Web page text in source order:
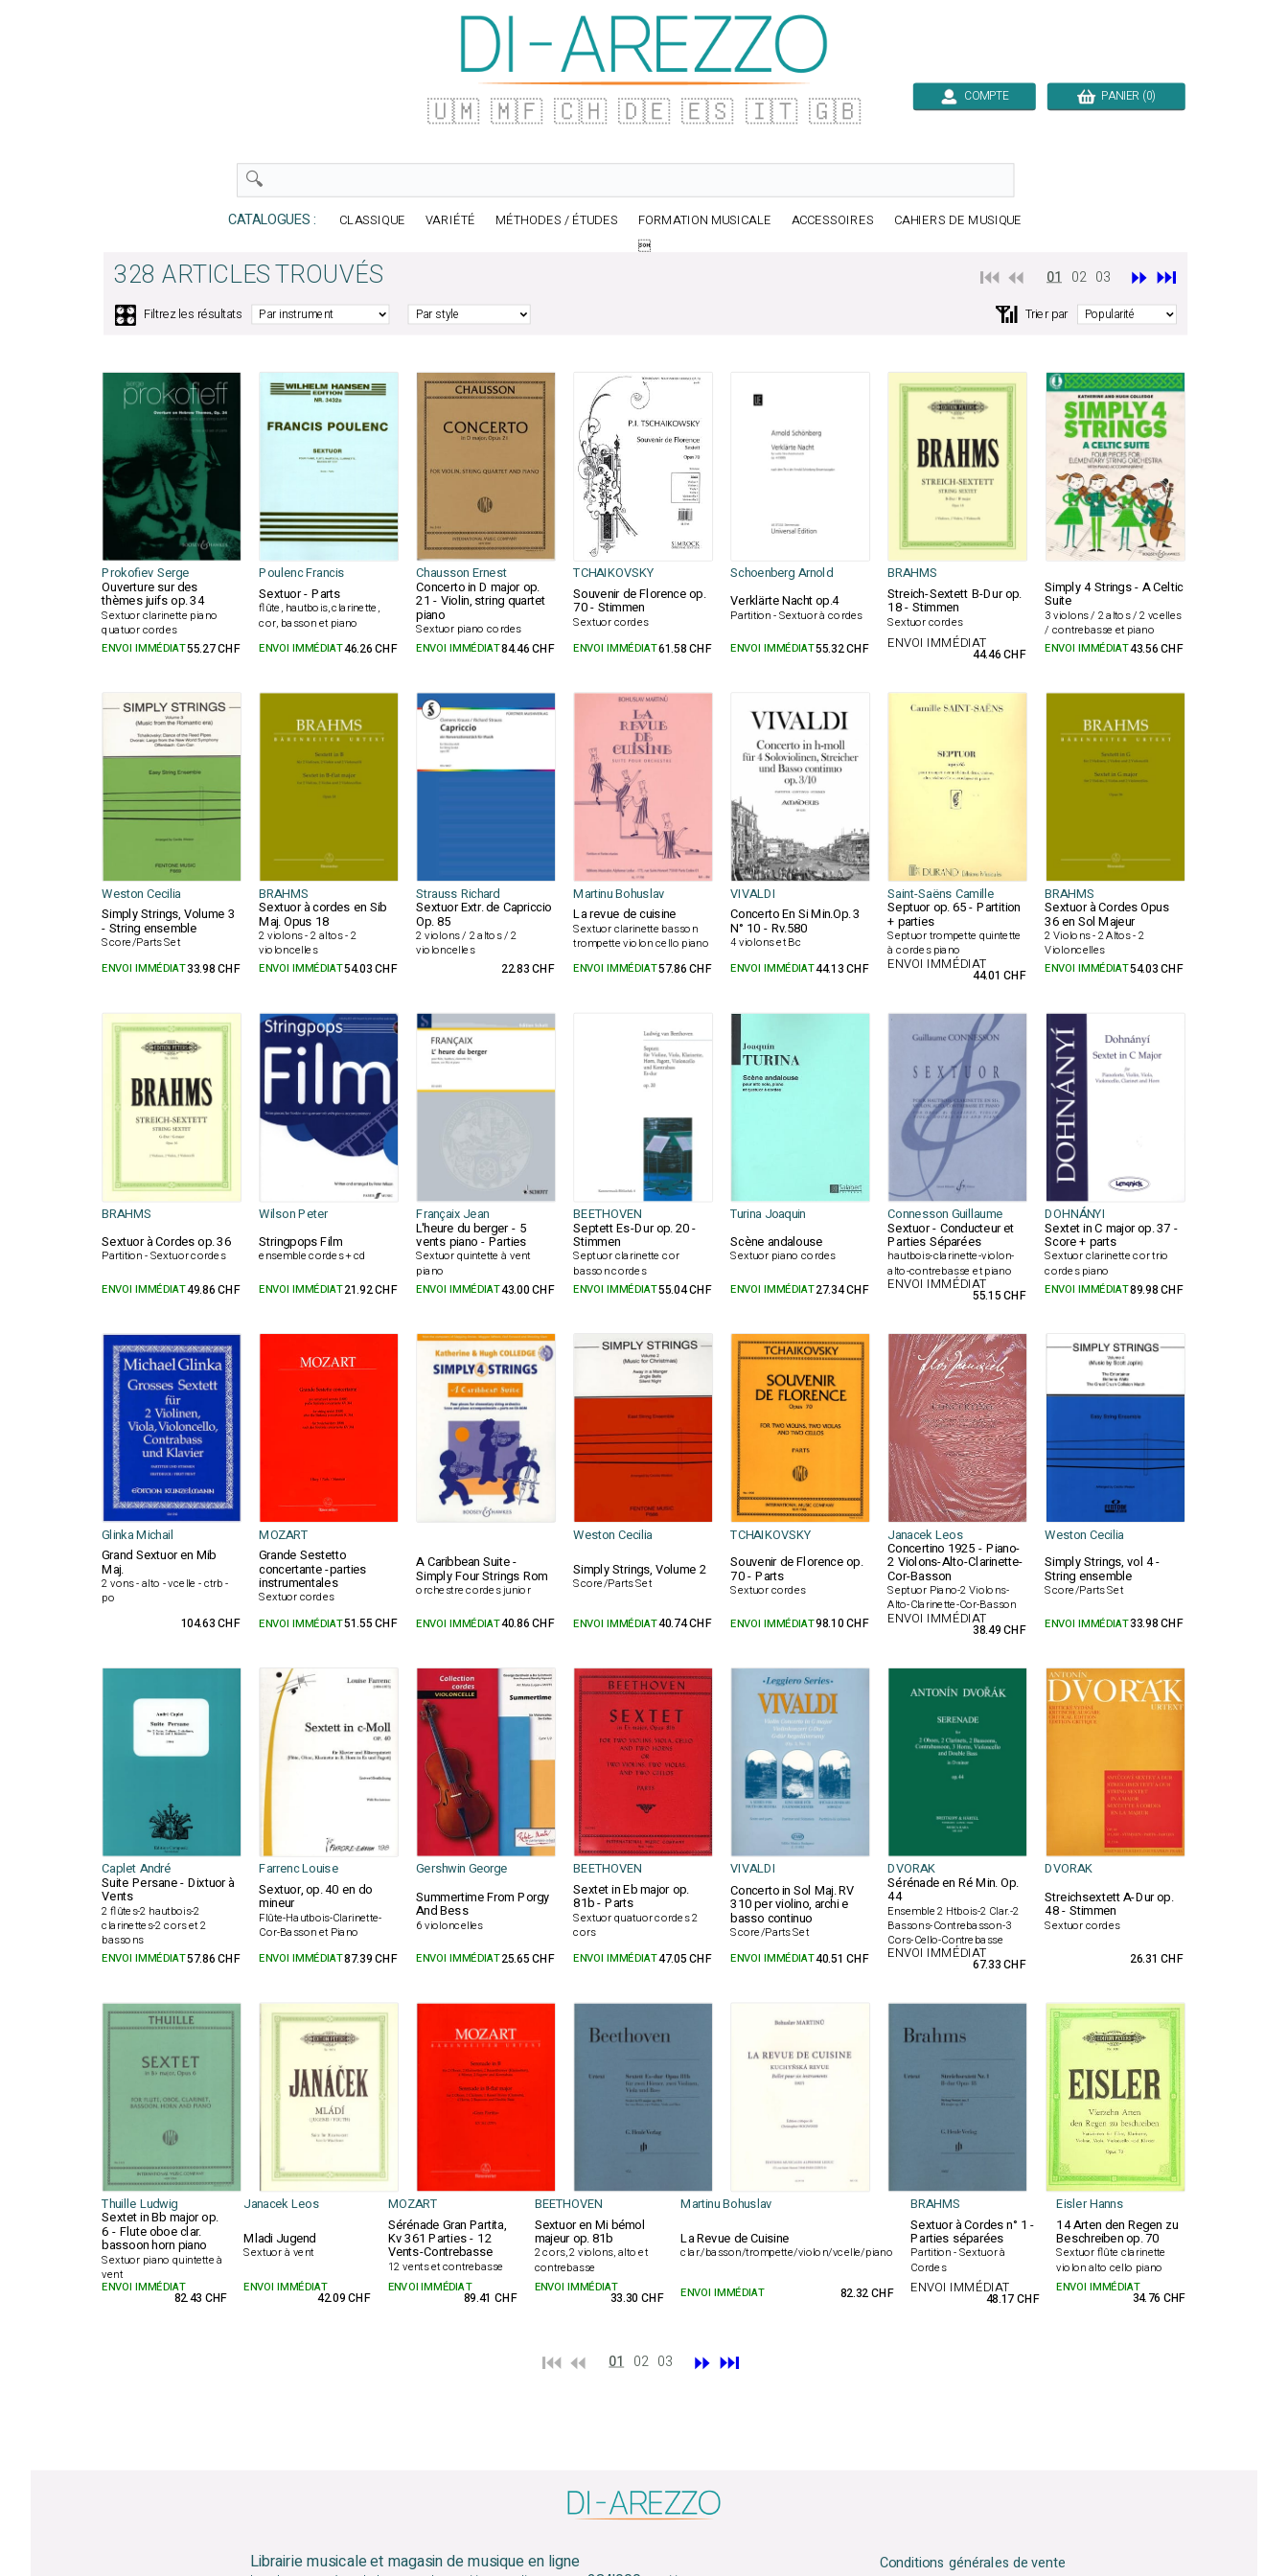
🇺🇲 🇲🇫 🇨🇭 🇩🇪 🇪🇸 🇮🇹 🇬🇧 COMPTE PANIER (0)
CATALOGUES : CLASSIQUE VARIÉTÉ MÉTHODES / ÉTUDES FORMATION MUSICALE ACCESSOIRES
CAHIERS DE MUSIQUE

328 ARTICLES TROUVÉS ⏮️ ⏪ 01 02 03 ⏩ ⏭️
🎛️ Filtrez les résultats 📶 Trier par
Prokofiev Serge Poulenc Francis Chausson Ernest TCHAIKOVSKY Schoenberg Arnold BRAHMS
Ouverture sur des
thèmes juifs op. 34
Sextuor clarinette piano
quatuor cordes
Sextuor - Parts
flûte, hautbois, clarinette,
cor, basson et piano
Concerto in D major op.
21 - Violin, string quartet
piano
Sextuor piano cordes
Souvenir de Florence op.
70 - Stimmen
Sextuor cordes
Verklärte Nacht op.4
Partition - Sextuor à cordes
Streich-Sextett B-Dur op.
18 - Stimmen
Sextuor cordes
Simply 4 Strings - A Celtic
Suite
3 violons / 2 altos / 2 vcelles
/ contrebasse et piano
ENVOI IMMÉDIAT55.27 CHF ENVOI IMMÉDIAT46.26 CHF ENVOI IMMÉDIAT84.46 CHF ENVOI IMMÉDIAT61.58 CHF ENVOI IMMÉDIAT55.32 CHF ENVOI IMMÉDIAT
44.46 CHF ENVOI IMMÉDIAT43.56 CHF
Weston Cecilia BRAHMS Strauss Richard Martinu Bohuslav VIVALDI Saint-Saëns Camille
BRAHMS
Simply Strings, Volume 3
- String ensemble
Score/Parts Set
Sextuor à cordes en Sib
Maj. Opus 18
2 violons - 2 altos - 2
violoncelles
Sextuor Extr. de Capriccio
Op. 85
2 violons / 2 altos / 2
violoncelles
La revue de cuisine
Sextuor clarinette basson
trompette violon cello piano
Concerto En Si Min.Op. 3
N° 10 - Rv.580
4 violons et Bc
Septuor op. 65 - Partition
+ parties
Septuor trompette quintette
à cordes piano
Sextuor à Cordes Opus
36 en Sol Majeur
2 Violons - 2 Altos - 2
Violoncelles
ENVOI IMMÉDIAT33.98 CHF ENVOI IMMÉDIAT54.03 CHF 22.83 CHF ENVOI IMMÉDIAT57.86 CHF ENVOI IMMÉDIAT44.13 CHF ENVOI IMMÉDIAT
44.01 CHF ENVOI IMMÉDIAT54.03 CHF
BRAHMS Wilson Peter Françaix Jean BEETHOVEN Turina Joaquin Connesson Guillaume DOHNÁNYI
Sextuor à Cordes op. 36
Partition - Sextuor cordes
Stringpops Film
ensemble cordes + cd
L'heure du berger - 5
vents piano - Parties
Sextuor quintette à vent
piano
Septett Es-Dur op. 20 -
Stimmen
Septuor clarinette cor
basson cordes
Scène andalouse
Sextuor piano cordes
Sextuor - Conducteur et
Parties Séparées
hautbois-clarinette-violon-
alto-contrebasse et piano
Sextet in C major op. 37 -
Score + parts
Sextuor clarinette cor trio
cordes piano
ENVOI IMMÉDIAT49.86 CHF ENVOI IMMÉDIAT21.92 CHF ENVOI IMMÉDIAT43.00 CHF ENVOI IMMÉDIAT55.04 CHF ENVOI IMMÉDIAT27.34 CHF ENVOI IMMÉDIAT
55.15 CHF ENVOI IMMÉDIAT89.98 CHF
Glinka Michail MOZART Weston Cecilia TCHAIKOVSKY Janacek Leos Weston Cecilia
Grand Sextuor en Mib
Maj.
2 vons - alto - vcelle - ctrb -
po
Grande Sestetto
concertante -parties
instrumentales
Sextuor cordes
A Caribbean Suite -
Simply Four Strings Rom
orchestre cordes junior
Simply Strings, Volume 2
Score/Parts Set
Souvenir de Florence op.
70 - Parts
Sextuor cordes
Concertino 1925 - Piano-
2 Violons-Alto-Clarinette-
Cor-Basson
Septuor Piano-2 Violons-
Alto-Clarinette-Cor-Basson
Simply Strings, vol 4 -
String ensemble
Score/Parts Set
104.63 CHF ENVOI IMMÉDIAT51.55 CHF ENVOI IMMÉDIAT40.86 CHF ENVOI IMMÉDIAT40.74 CHF ENVOI IMMÉDIAT98.10 CHF ENVOI IMMÉDIAT
38.49 CHF ENVOI IMMÉDIAT33.98 CHF
Caplet André Farrenc Louise Gershwin George BEETHOVEN VIVALDI DVORAK DVORAK
Suite Persane - Dixtuor à
Vents
2 flûtes-2 hautbois-2
clarinettes-2 cors et 2
bassons
Sextuor, op. 40 en do
mineur
Flûte-Hautbois-Clarinette-
Cor-Basson et Piano
Summertime From Porgy
And Bess
6 violoncelles
Sextet in Eb major op.
81b - Parts
Sextuor quatuor cordes 2
cors
Concerto in Sol Maj. RV
310 per violino, archi e
basso continuo
Score/Parts Set
Sérénade en Ré Min. Op.
44
Ensemble 2 Htbois-2 Clar.-2
Bassons-Contrebasson-3
Cors-Cello-Contrebasse
Streichsextett A-Dur op.
48 - Stimmen
Sextuor cordes
ENVOI IMMÉDIAT57.86 CHF ENVOI IMMÉDIAT87.39 CHF ENVOI IMMÉDIAT25.65 CHF ENVOI IMMÉDIAT47.05 CHF ENVOI IMMÉDIAT40.51 CHF ENVOI IMMÉDIAT
67.33 CHF 26.31 CHF
Thuille Ludwig Janacek Leos MOZART BEETHOVEN Martinu Bohuslav BRAHMS Eisler Hanns
Sextet in Bb major op.
6 - Flute oboe clar.
bassoon horn piano
Sextuor piano quintette à
vent
Mladi Jugend
Sextuor à vent
Sérénade Gran Partita,
Kv 361 Parties - 12
Vents-Contrebasse
12 vents et contrebasse
Sextuor en Mi bémol
majeur op. 81b
2 cors, 2 violons, alto et
contrebasse
La Revue de Cuisine
clar./basson/trompette/violon/vcelle/piano
Sextuor à Cordes n° 1 -
Parties séparées
Partition - Sextuor à
Cordes
14 Arten den Regen zu
Beschreiben op. 70
Sextuor flûte clarinette
violon alto cello piano
ENVOI IMMÉDIAT
82.43 CHF
ENVOI IMMÉDIAT
42.09 CHF
ENVOI IMMÉDIAT
89.41 CHF
ENVOI IMMÉDIAT
33.30 CHF ENVOI IMMÉDIAT 82.32 CHF ENVOI IMMÉDIAT
48.17 CHF
ENVOI IMMÉDIAT
34.76 CHF
⏮️ ⏪ 01 02 03 ⏩ ⏭️
Librairie musicale et magasin de musique en ligne Conditions générales de vente